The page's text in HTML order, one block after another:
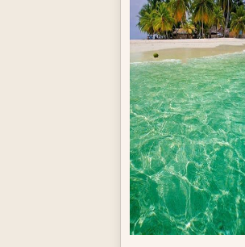
que se flattant de
injustices sous le
l'éloquence, il
commettre tous